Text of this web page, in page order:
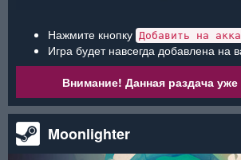
Нажмите кнопку Добавить на
Игра будет навсегда добавлена на
Внимание! Данная раздача уже
Moonlighter